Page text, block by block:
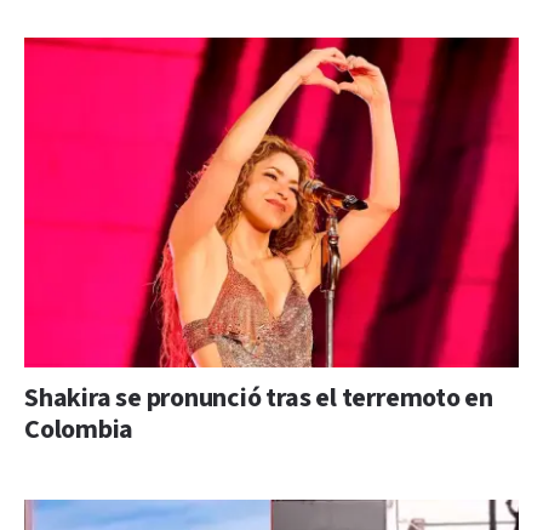
Shakira se pronunció tras el terremoto en
Colombia